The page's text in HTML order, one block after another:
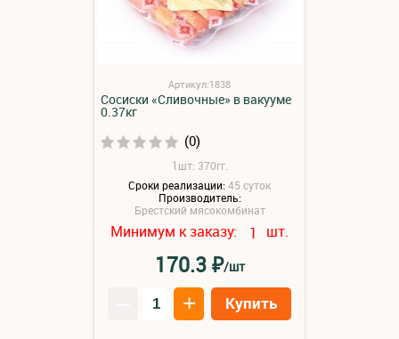
Артикул:1838
Сосиски «Сливочные» в вакууме
0.37кг
(0)
1шт: 370гг.
Сроки реализации:45 суток
Производитель:
Брестский мясокомбинат
Минимум к заказу: 1 шт.
170.3₽/шт
+ Купить